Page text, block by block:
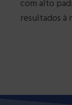
com alto
resultados à